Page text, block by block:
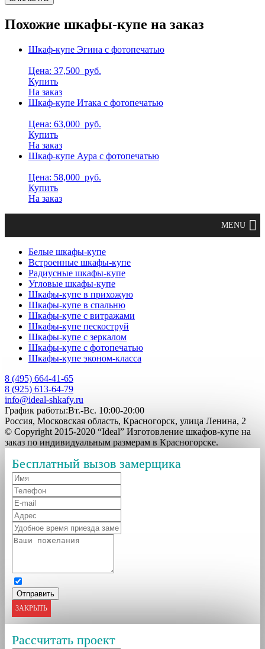
Похожие шкафы-купе на заказ
Шкаф-купе Эгина с фотопечатью
Цена: 37,500 руб.
Купить
На заказ
Шкаф-купе Итака с фотопечатью
Цена: 63,000 руб.
Купить
На заказ
Шкаф-купе Аура с фотопечатью
Цена: 58,000 руб.
Купить
На заказ
Белые шкафы-купе
Встроенные шкафы-купе
Радиусные шкафы-купе
Угловые шкафы-купе
Шкафы-купе в прихожую
Шкафы-купе в спальню
Шкафы-купе с витражами
Шкафы-купе пескоструй
Шкафы-купе с зеркалом
Шкафы-купе с фотопечатью
Шкафы-купе эконом-класса
8 (495) 664-41-65
8 (925) 613-64-79
info@ideal-shkafy.ru
График работы:Вт.-Вс. 10:00-20:00
Россия, Московская область, Красногорск, улица Ленина, 2
© Copyright 2015-2020 “Ideal” Изготовление шкафов-купе на
заказ по индивидуальным размерам в Красногорске.
Бесплатный вызов замерщика
ЗАКРЫТЬ
Рассчитать проект